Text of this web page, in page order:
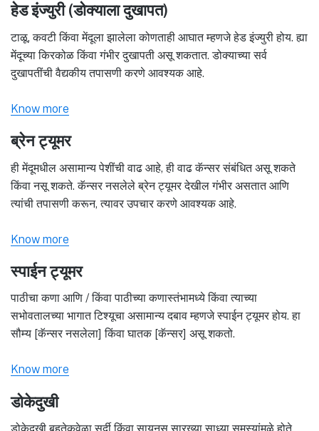
हेड इंज्युरी (डोक्याला दुखापत)
टाळू, कवटी किंवा मेंदूला झालेला कोणताही आघात म्हणजे हेड इंज्युरी होय. ह्या
मेंदूच्या किरकोळ किंवा गंभीर दुखापती असू शकतात. डोक्याच्या सर्व
दुखापतींची वैद्यकीय तपासणी करणे आवश्यक आहे.
Know more
ब्रेन ट्यूमर
ही मेंदूमधील असामान्य पेशींची वाढ आहे, ही वाढ कॅन्सर संबंधित असू शकते
किंवा नसू शकते. कॅन्सर नसलेले ब्रेन ट्यूमर देखील गंभीर असतात आणि
त्यांची तपासणी करून, त्यावर उपचार करणे आवश्यक आहे.
Know more
स्पाईन ट्यूमर
पाठीचा कणा आणि / किंवा पाठीच्या कणास्तंभामध्ये किंवा त्याच्या
सभोवतालच्या भागात टिश्यूचा असामान्य दबाव म्हणजे स्पाईन ट्यूमर होय. हा
सौम्य [कॅन्सर नसलेला] किंवा घातक [कॅन्सर] असू शकतो.
Know more
डोकेदुखी